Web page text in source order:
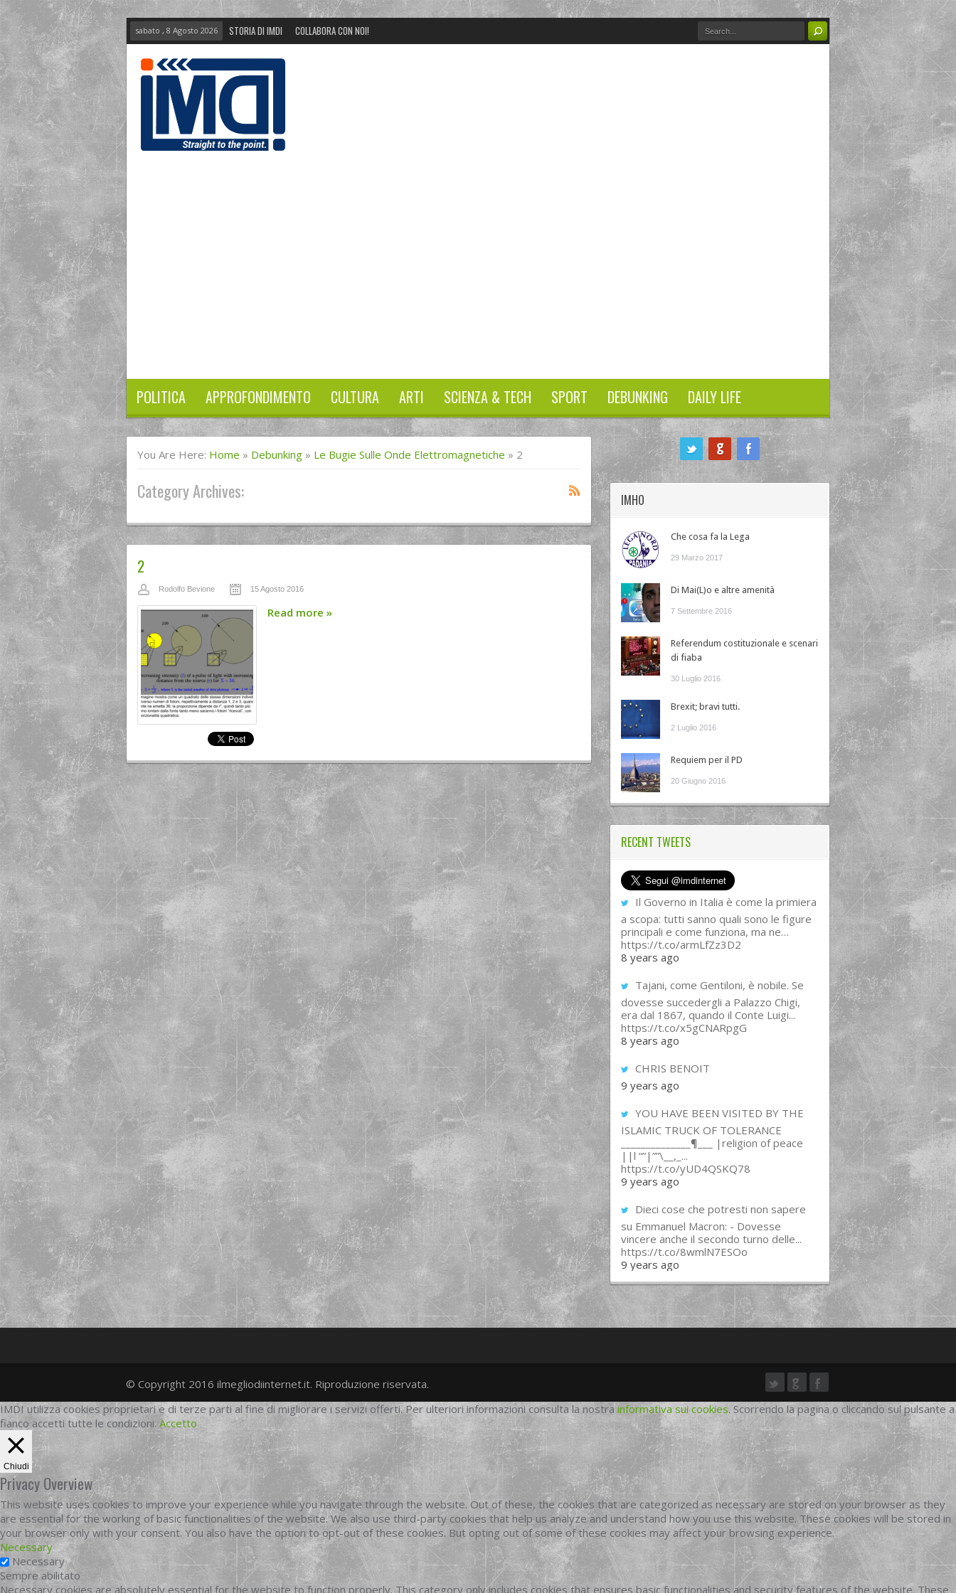
sabato , 8 Agosto 2026 STORIA DI IMDI COLLABORA CON NOI!
POLITICA APPROFONDIMENTO CULTURA ARTI SCIENZA & TECH SPORT DEBUNKING DAILY LIFE
You Are Here: Home » Debunking » Le Bugie Sulle Onde Elettromagnetiche » 2
Category Archives:
2
Rodolfo Bevione 15 Agosto 2016
Read more »
IMHO
Che cosa fa la Lega
29 Marzo 2017
Di Mai(L)o e altre amenità
7 Settembre 2016
Referendum costituzionale e scenari
di fiaba
30 Luglio 2016
Brexit; bravi tutti.
2 Luglio 2016
Requiem per il PD
20 Giugno 2016
RECENT TWEETS
Il Governo in Italia è come la primiera
a scopa: tutti sanno quali sono le figure
principali e come funziona, ma ne…
https://t.co/armLfZz3D2
8 years ago
Tajani, come Gentiloni, è nobile. Se
dovesse succedergli a Palazzo Chigi,
era dal 1867, quando il Conte Luigi...
https://t.co/x5gCNARpgG
8 years ago
CHRIS BENOIT
9 years ago
YOU HAVE BEEN VISITED BY THE
ISLAMIC TRUCK OF TOLERANCE
______________¶___ |religion of peace
||l “”|””\__,_...
https://t.co/yUD4QSKQ78
9 years ago
Dieci cose che potresti non sapere
su Emmanuel Macron: - Dovesse
vincere anche il secondo turno delle...
https://t.co/8wmlN7ESOo
9 years ago
twittergoogleplus
facebook
© Copyright 2016 ilmegliodiinternet.it. Riproduzione riservata.
IMDI utilizza cookies proprietari e di terze parti al fine di migliorare i servizi offerti. Per ulteriori informazioni consulta la nostra informativa sui cookies. Scorrendo la pagina o cliccando sul pulsante a
fianco accetti tutte le condizioni. Accetto
Chiudi
Privacy Overview
This website uses cookies to improve your experience while you navigate through the website. Out of these, the cookies that are categorized as necessary are stored on your browser as they
are essential for the working of basic functionalities of the website. We also use third-party cookies that help us analyze and understand how you use this website. These cookies will be stored in
your browser only with your consent. You also have the option to opt-out of these cookies. But opting out of some of these cookies may affect your browsing experience.
Necessary
Necessary
Sempre abilitato
Necessary cookies are absolutely essential for the website to function properly. This category only includes cookies that ensures basic functionalities and security features of the website. These